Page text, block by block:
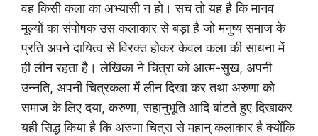
वह किसी कला का अभ्यासी न हो। सच तो यह है कि मानव
मूल्यों का संपोषक उस कलाकार से बड़ा है जो मनुष्य समाज के
प्रति अपने दायित्व से विरक्त होकर केवल कला की साधना में
ही लीन रहता है। लेखिका ने चित्रा को आत्म-सुख, अपनी
उन्नति, अपनी चित्रकला में लीन दिखा कर तथा अरुणा को
समाज के लिए दया, करुणा, सहानुभूति आदि बांटते हुए दिखाकर
यही सिद्ध किया है कि अरुणा चित्रा से महान् कलाकार है क्योंकि